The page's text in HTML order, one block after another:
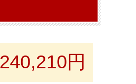
240,210円